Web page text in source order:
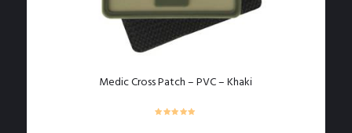
pagina
prodotto
Medic Cross Patch – PVC – Khaki